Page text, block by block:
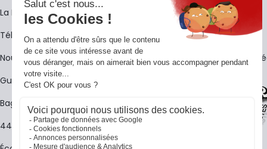
La BagShow
​Télécharger le catalogue
Nous contacter
Guides La Baguetterie
Baguetterie Shop Online
44 ans de rencontres
Garantie 3 ans
CGV
FAQ - Questions